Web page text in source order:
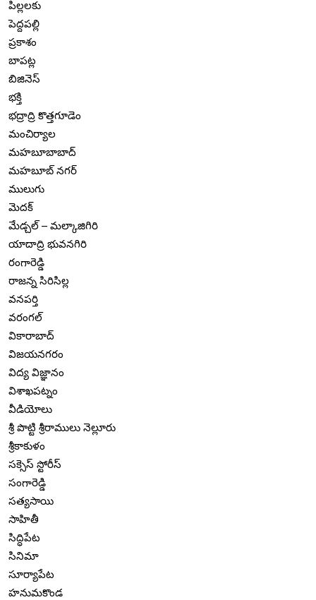
పిల్లలకు
పెద్దపల్లి
ప్రకాశం
బాపట్ల
బిజినెస్
భక్తి
భద్రాద్రి కొత్తగూడెం
మంచిర్యాల
మహబూబాబాద్
మహబూబ్ నగర్
ములుగు
మెదక్
మేడ్చల్ – మల్కాజిగిరి
యాదాద్రి భువనగిరి
రంగారెడ్డి
రాజన్న సిరిసిల్ల
వనపర్తి
వరంగల్
వికారాబాద్
విజయనగరం
విద్య విజ్ఞానం
విశాఖపట్నం
వీడియోలు
శ్రీ పొట్టి శ్రీరాములు నెల్లూరు
శ్రీకాకుళం
సక్సెస్ స్టోరీస్
సంగారెడ్డి
సత్యసాయి
సాహితీ
సిద్ధిపేట
సినిమా
సూర్యాపేట
హనుమకొండ